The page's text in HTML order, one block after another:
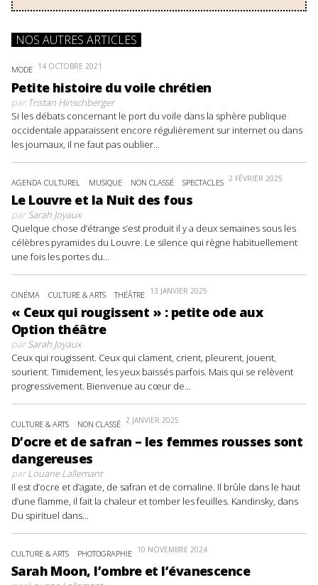
NOS AUTRES ARTICLES
MODE 14 OCTOBRE 2021
Petite histoire du voile chrétien
parTristan Hinschberger
Si les débats concernant le port du voile dans la sphère publique
occidentale apparaissent encore régulièrement sur internet ou dans
les journaux, il ne faut pas oublier...
AGENDA CULTUREL MUSIQUE NON CLASSÉ SPECTACLES 2 FÉVRIER 2025
Le Louvre et la Nuit des fous
parSarah Joyaux
Quelque chose d’étrange s’est produit il y a deux semaines sous les
célèbres pyramides du Louvre. Le silence qui règne habituellement
une fois les portes du...
CINÉMA CULTURE & ARTS THÉÂTRE 13 JANVIER 2025
« Ceux qui rougissent » : petite ode aux
Option théâtre
parSarah Joyaux
Ceux qui rougissent. Ceux qui clament, crient, pleurent, jouent,
sourient. Timidement, les yeux baissés parfois. Mais qui se relèvent
progressivement. Bienvenue au cœur de...
CULTURE & ARTS NON CLASSÉ 2 JANVIER 2025
D’ocre et de safran – les femmes rousses sont
dangereuses
parLouane Lallemant
Il est d’ocre et d’agate, de safran et de cornaline. Il brûle dans le haut
d’une flamme, il fait la chaleur et tomber les feuilles. Kandinsky, dans
Du spirituel dans...
CULTURE & ARTS PHOTOGRAPHIE 10 NOVEMBRE 2024
Sarah Moon, l’ombre et l’évanescence